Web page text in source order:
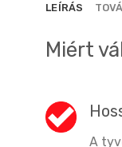
LEÍRÁS
Miért
A